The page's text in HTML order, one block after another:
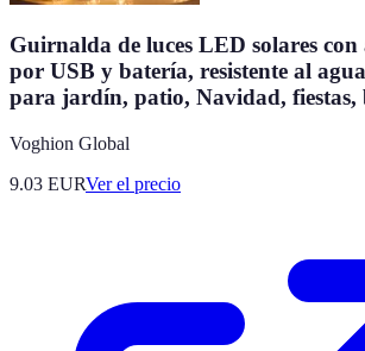
Guirnalda de luces LED solares
por USB y batería, resistente al
para jardín, patio, Navidad, fiestas,
Voghion Global
9.03 EURVer el precio